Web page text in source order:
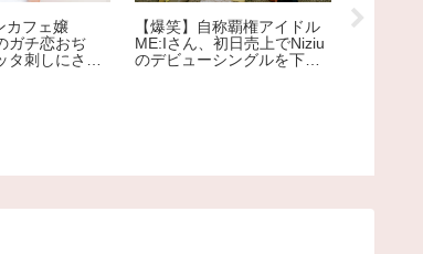
カフェ嬢
ガチ恋おぢ
タ刺しにされ
【爆笑】自称覇権アイドル
ME:Iさん、初日売上でNiziu
のデビューシングルを下回